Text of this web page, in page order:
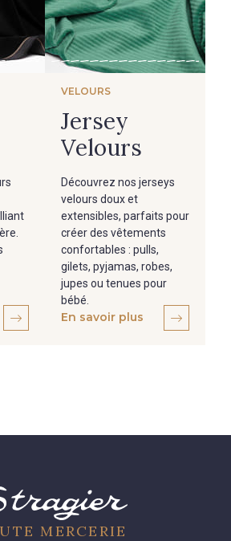
VELOURS
Jersey
Velours
Découvrez nos jerseys
velours doux et
extensibles, parfaits pour
créer des vêtements
confortables : pulls,
gilets, pyjamas, robes,
jupes ou tenues pour
bébé.
En savoir plus
MERCERIE